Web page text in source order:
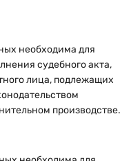
необходима для
судебного акта,
лица, подлежащих
производстве.